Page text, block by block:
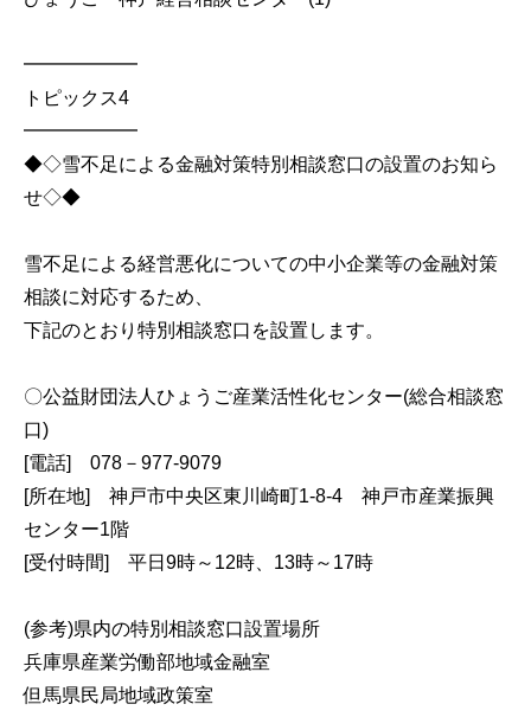
━━━━━━
トピックス4
━━━━━━
◆◇雪不足による金融対策特別相談窓口の設置のお知ら
せ◇◆
雪不足による経営悪化についての中小企業等の金融対策
相談に対応するため、
下記のとおり特別相談窓口を設置します。
〇公益財団法人ひょうご産業活性化センター(総合相談窓
口)
[電話] 078－977-9079
[所在地] 神戸市中央区東川崎町1-8-4 神戸市産業振興
センター1階
[受付時間] 平日9時～12時、13時～17時
(参考)県内の特別相談窓口設置場所
兵庫県産業労働部地域金融室
但馬県民局地域政策室